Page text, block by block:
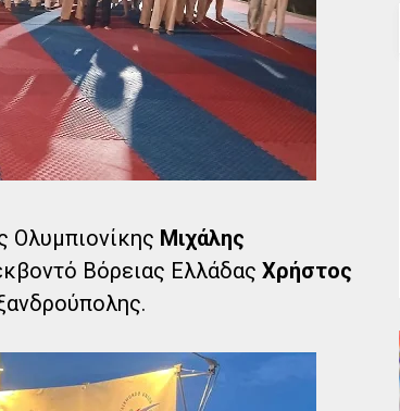
Ολυμπιονίκης Μιχάλης
Βόρειας Ελλάδας Χρήστος